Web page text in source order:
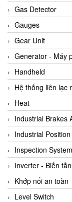
ARCA Regler
Arcos Hydraulik
Ardetem-Sfere-
Argal
AS ENERGI
ASCO CO2
Asker
AT2E
ATC Pneumatic
ATEX System
ATI - IA
ATI (Analytical
Atos
Gas Detector
Gauges
Gear Unit
Generator - Máy
Handheld
Hệ thống liên lạc
Heat
Industrial Brakes
Industrial
Inspection
Inverter - Biến tần
Khớp nối an toàn
Level Switch